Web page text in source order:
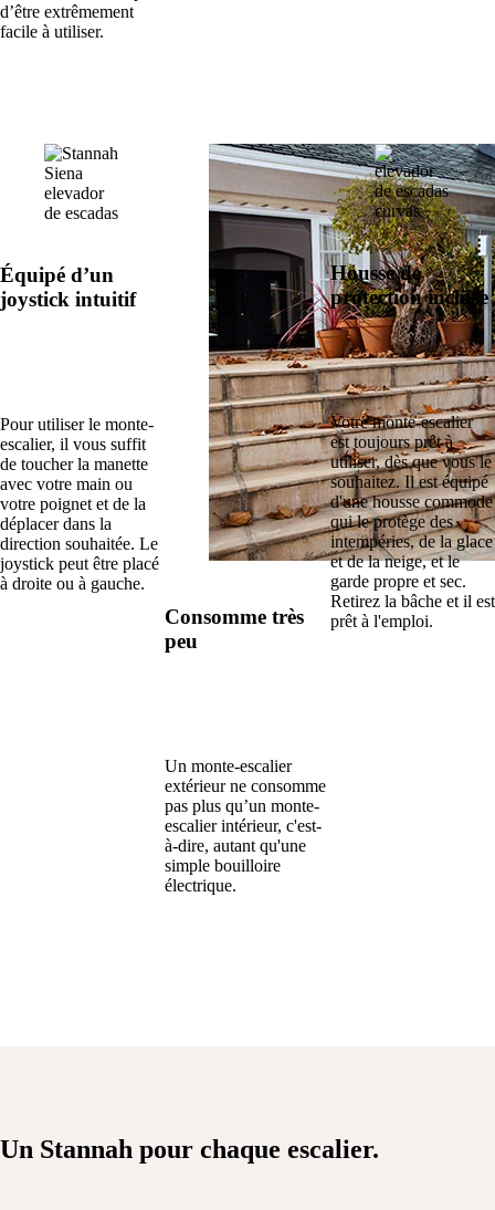
d’être extrêmement
facile à utiliser.
Équipé d’un
joystick intuitif
Pour utiliser le monte-
escalier, il vous suffit
de toucher la manette
avec votre main ou
votre poignet et de la
déplacer dans la
direction souhaitée. Le
joystick peut être placé
à droite ou à gauche.
Consomme très
peu
Un monte-escalier
extérieur ne consomme
pas plus qu’un monte-
escalier intérieur, c'est-
à-dire, autant qu'une
simple bouilloire
électrique.
Housse de
protection incluse
Votre monte-escalier
est toujours prêt à
utiliser, dès que vous le
souhaitez. Il est équipé
d'une housse commode
qui le protège des
intempéries, de la glace
et de la neige, et le
garde propre et sec.
Retirez la bâche et il est
prêt à l'emploi.
Un Stannah pour chaque escalier.